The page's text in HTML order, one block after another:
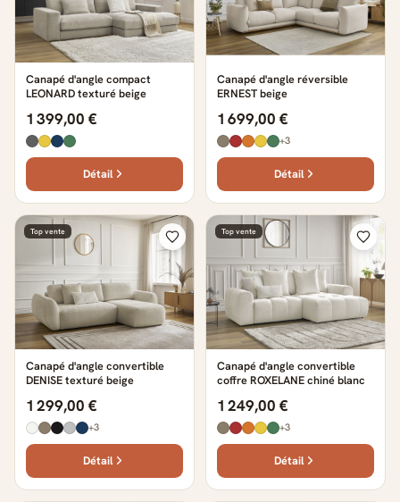
Canapé d'angle compact
LEONARD texturé beige
1 399,00 €
Détail
Canapé d'angle réversible
ERNEST beige
1 699,00 €
+3
Détail
Top vente
Canapé d'angle convertible
DENISE texturé beige
1 299,00 €
+3
Détail
Top vente
Canapé d'angle convertible
coffre ROXELANE chiné blanc
1 249,00 €
+3
Détail